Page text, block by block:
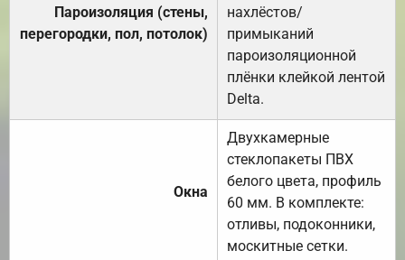
Пароизоляция (стены,
перегородки, пол, потолок)
нахлёстов/
примыканий
пароизоляционной
плёнки клейкой лентой
Delta.
Окна
Двухкамерные
стеклопакеты ПВХ
белого цвета, профиль
60 мм. В комплекте:
отливы, подоконники,
москитные сетки.